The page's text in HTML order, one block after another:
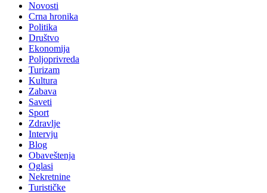
Novosti
Crna hronika
Politika
Društvo
Ekonomija
Poljoprivreda
Turizam
Kultura
Zabava
Saveti
Sport
Zdravlje
Intervju
Blog
Obaveštenja
Oglasi
Nekretnine
Turističke